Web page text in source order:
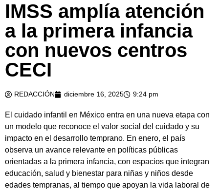
IMSS amplía atención
a la primera infancia
con nuevos centros
CECI
REDACCIÓN diciembre 16, 2025 9:24 pm
El cuidado infantil en México entra en una nueva etapa con
un modelo que reconoce el valor social del cuidado y su
impacto en el desarrollo temprano. En enero, el país
observa un avance relevante en políticas públicas
orientadas a la primera infancia, con espacios que integran
educación, salud y bienestar para niñas y niños desde
edades tempranas, al tiempo que apoyan la vida laboral de